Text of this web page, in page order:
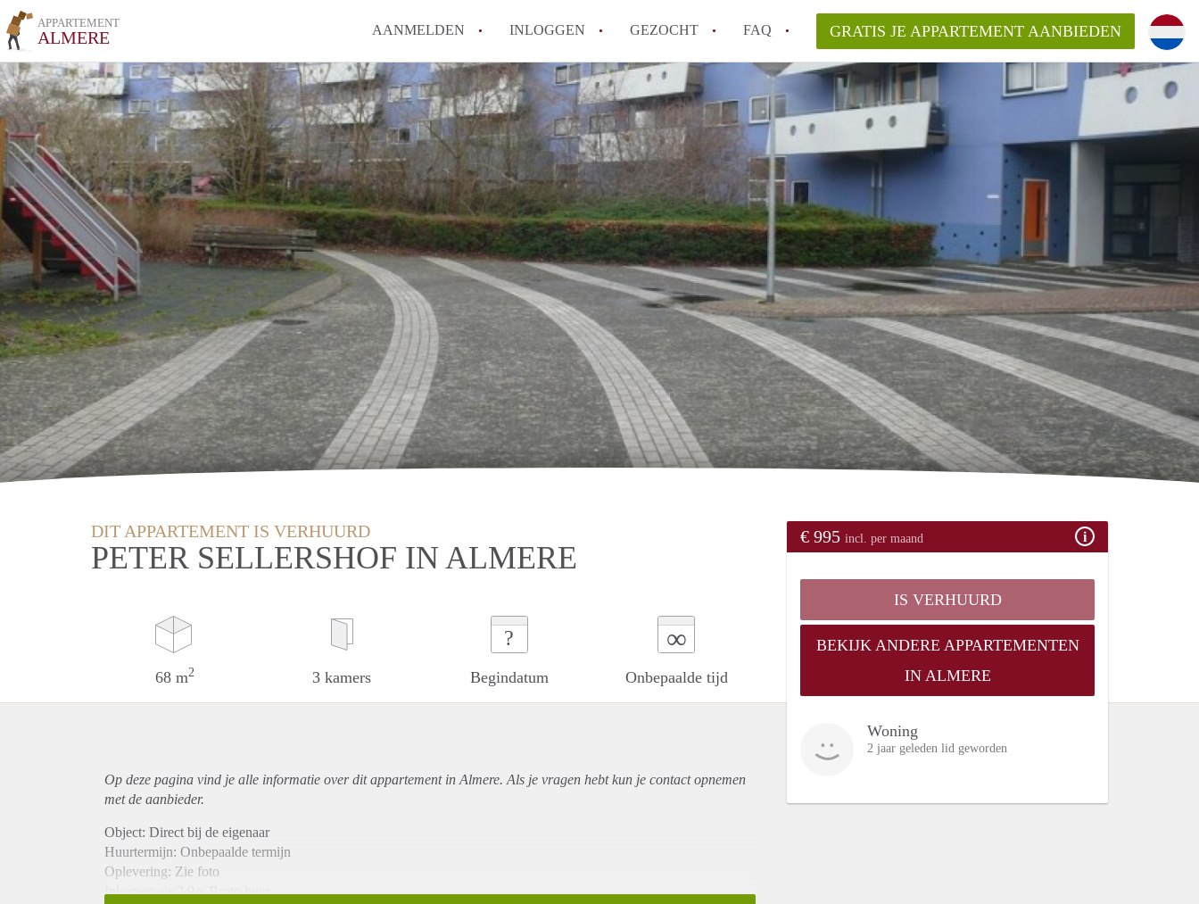
APPARTEMENT
ALMERE AANMELDEN INLOGGEN GEZOCHT FAQ
How to translate AppartementAlmere!
Wat is AppartementAlmere?
Hoeveel kost het om te reageren op een Appartement in Almere?
Wat is de privacyverklaring van AppartementAlmere?
Berekent AppartementAlmere
makelaarsvergoeding/bemiddelingsvergoeding?
Alle veelgestelde vragen
GRATIS JE APPARTEMENT AANBIEDEN
DIT APPARTEMENT IS VERHUURD
PETER SELLERSHOF IN ALMERE
68 m2 3 kamers
?
Begindatum
∞
Onbepaalde tijd
€ 995 incl. per maand
IS VERHUURD
BEKIJK ANDERE APPARTEMENTEN
IN ALMERE
Woning
2 jaar geleden lid geworden
Op deze pagina vind je alle informatie over ditappartementin Almere. Als je vragen hebt kun je contact opnemen
met de aanbieder.
Object: Direct bij de eigenaar
Huurtermijn: Onbepaalde termijn
Oplevering: Zie foto
Inkomen eis:2,9 x Bruto huur